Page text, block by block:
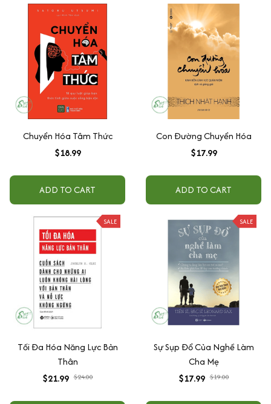
Chuyển Hóa Tâm Thức
$18.99
ADD TO CART
Con Đường Chuyển Hóa
$17.99
ADD TO CART
SALE
Tối Đa Hóa Năng Lực Bản
Thân
$21.99 $24.00
SALE
Sự Sụp Đổ Của Nghề Làm
Cha Mẹ
$17.99 $19.00